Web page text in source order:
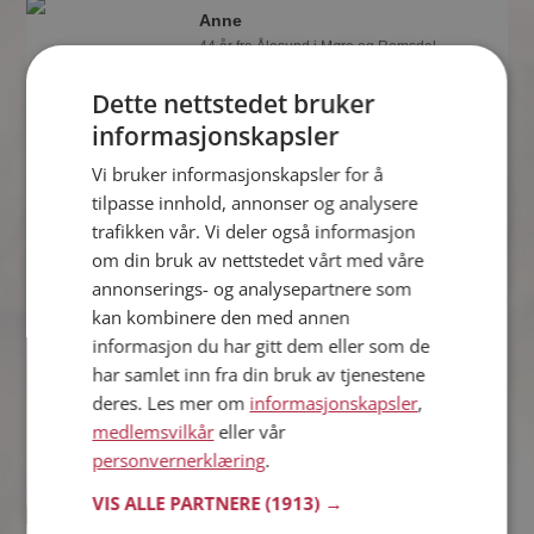
Anne
44 år fra Ålesund i Møre og Romsdal
Om ett minutt kan du være medlem på
Møteplassen, og se om Anne er
drømmende eller praktisk! Det er
lettere å finne kjærligheten på nettet!
41 år fra Ålesund i Møre og Romsdal
Søker mann 35 - 55 år
Om ett minutt kan du være medlem på
Møteplassen, og se om Rymma er
drømmende eller praktisk! Det er
lettere å finne kjærligheten på nettet!
Dette nettstedet bruker
informasjonskapsler
Vi bruker informasjonskapsler for å
tilpasse innhold, annonser og analysere
trafikken vår. Vi deler også informasjon
om din bruk av nettstedet vårt med våre
annonserings- og analysepartnere som
kan kombinere den med annen
informasjon du har gitt dem eller som de
har samlet inn fra din bruk av tjenestene
deres. Les mer om informasjonskapsler,
medlemsvilkåreller vår
personvernerklæring.
VIS ALLE PARTNERE(1913) →